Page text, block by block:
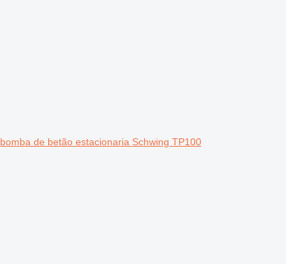
bomba de betão estacionaria Schwing TP100